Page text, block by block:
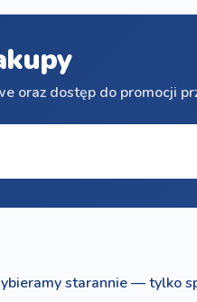
oraz dostęp do promocji
starannie — tylko